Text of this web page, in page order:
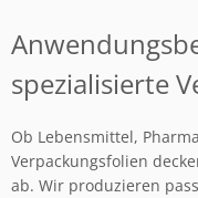
spezialisierte
Ob Lebensmittel,
Verpackungsfolien
ab. Wir produzieren